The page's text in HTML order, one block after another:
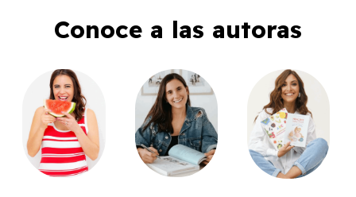
Conoce a las autoras